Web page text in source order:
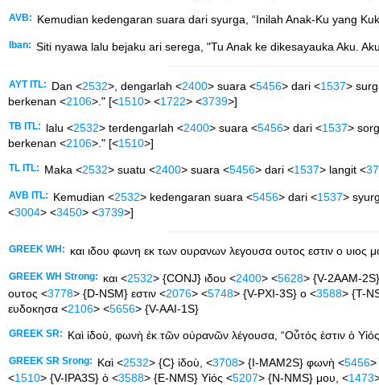
AVB: Kemudian kedengaran suara dari syurga, “Inilah Anak-Ku yang
Iban: Siti nyawa lalu bejaku ari serega, "Tu Anak ke dikesayauka Aku.
AYT ITL: Dan <2532>, dengarlah <2400> suara <5456> dari <1537>
berkenan <2106>." [<1510> <1722> <3739>]
TB ITL: lalu <2532> terdengarlah <2400> suara <5456> dari <1537>
berkenan <2106>." [<1510>]
TL ITL: Maka <2532> suatu <2400> suara <5456> dari <1537> langit <
AVB ITL: Kemudian <2532> kedengaran suara <5456> dari <1537>
<3004> <3450> <3739>]
GREEK WH: και ιδου φωνη εκ των ουρανων λεγουσα ουτος εστιν ο
GREEK WH Strong: και <2532> {CONJ} ιδου <2400> <5628> {V-2AAM-
ουτος <3778> {D-NSM} εστιν <2076> <5748> {V-PXI-3S} ο <3588> {T-
ευδοκησα <2106> <5656> {V-AAI-1S}
GREEK SR: Καὶ ἰδοὺ, φωνὴ ἐκ τῶν οὐρανῶν λέγουσα, “Οὗτός ἐστιν ὁ
GREEK SR Srong: Καὶ <2532> {C} ἰδοὺ, <3708> {I-MAM2S} φωνὴ <5456>
<1510> {V-IPA3S} ὁ <3588> {E-NMS} Υἱός <5207> {N-NMS} μου, <1473